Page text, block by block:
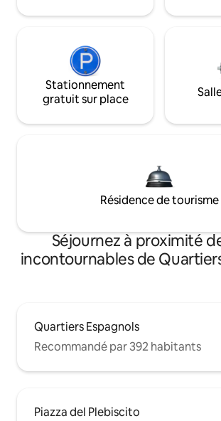
Stationnement
gratuit sur place
Résidence de tourisme
Séjournez à proximité
incontournables de
Quartiers Espagnols
Recommandé par 392 habitants
Piazza del Plebiscito